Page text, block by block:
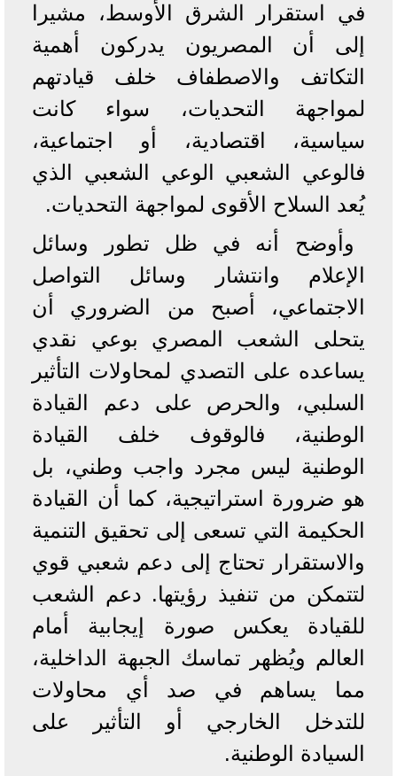
في استقرار الشرق الأوسط، مشيرا
إلى أن المصريون يدركون أهمية
التكاتف والاصطفاف خلف قيادتهم
لمواجهة التحديات، سواء كانت
سياسية، اقتصادية، أو اجتماعية،
فالوعي الشعبي الوعي الشعبي الذي
يُعد السلاح الأقوى لمواجهة التحديات.
وأوضح أنه في ظل تطور وسائل
الإعلام وانتشار وسائل التواصل
الاجتماعي، أصبح من الضروري أن
يتحلى الشعب المصري بوعي نقدي
يساعده على التصدي لمحاولات التأثير
السلبي، والحرص على دعم القيادة
الوطنية، فالوقوف خلف القيادة
الوطنية ليس مجرد واجب وطني، بل
هو ضرورة استراتيجية، كما أن القيادة
الحكيمة التي تسعى إلى تحقيق التنمية
والاستقرار تحتاج إلى دعم شعبي قوي
لتتمكن من تنفيذ رؤيتها. دعم الشعب
للقيادة يعكس صورة إيجابية أمام
العالم ويُظهر تماسك الجبهة الداخلية،
مما يساهم في صد أي محاولات
للتدخل الخارجي أو التأثير على
السيادة الوطنية.